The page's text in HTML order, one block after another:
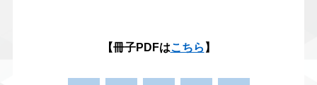
【冊子PDFはこちら 】